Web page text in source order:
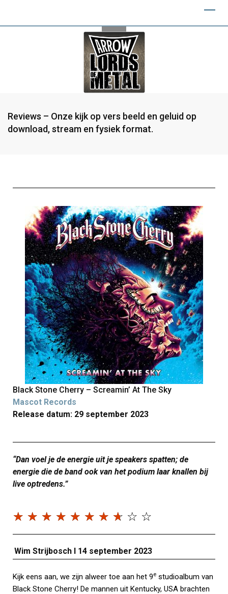
Reviews – Onze kijk op vers beeld en geluid op
download, stream en fysiek format.
Black Stone Cherry – Screamin’ At The Sky
Mascot Records
Release datum: 29 september 2023
“Dan voel je de energie uit je speakers spatten; de
energie die de band ook van het podium laar knallen bij
live optredens.”
☆ ☆ ☆ ☆ ☆ ☆ ☆ ☆ ☆ ☆
Wim Strijbosch I 14 september 2023
Kijk eens aan, we zijn alweer toe aan het 9e studioalbum van
Black Stone Cherry! De mannen uit Kentucky, USA brachten